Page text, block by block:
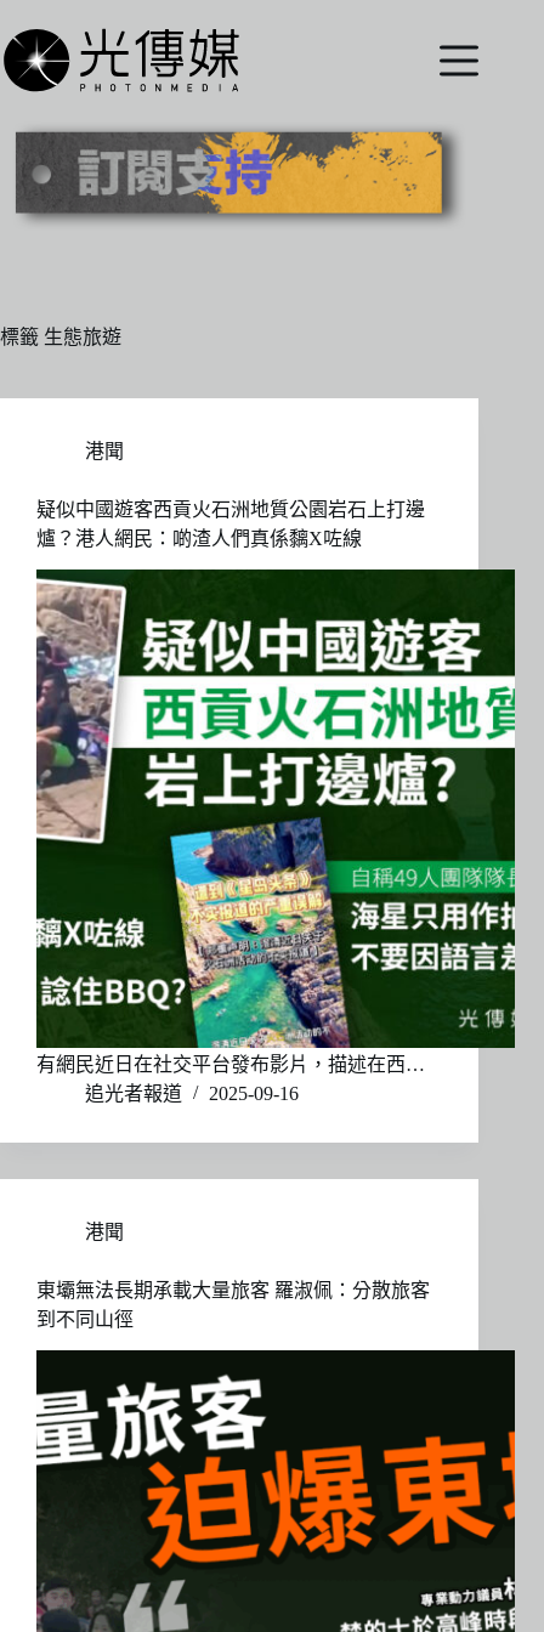
至
主
內
標籤 生態旅遊
港聞
疑似中國遊客西貢火石洲地質公園岩石上打邊
爐？港人網民：啲渣人們真係黐X咗線
有網民近日在社交平台發布影片，描述在西…
追光者報道
2025-09-16
港聞
東壩無法長期承載大量旅客 羅淑佩：分散旅客
到不同山徑